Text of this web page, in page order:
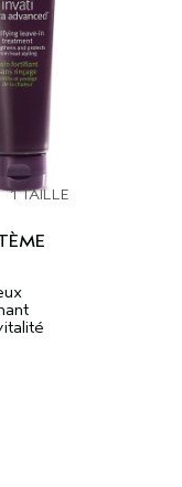
1 TAILLE